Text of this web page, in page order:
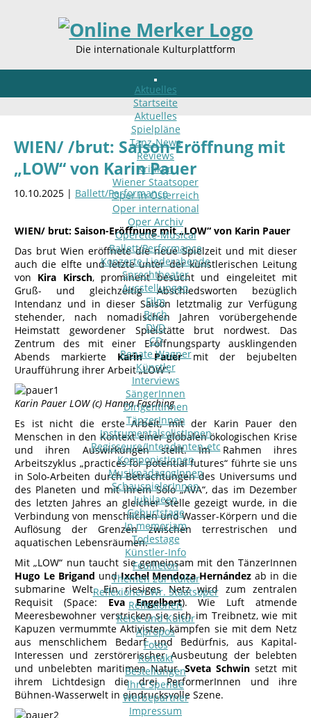
Die internationale Kulturplattform
Aktuelles
Startseite
Aktuelles
Spielpläne
Tanz-News
Reviews
Kritiken
Wiener Staatsoper
Oper in Österreich
Oper international
Oper Archiv
Operette-Musical
Ballett/Performance
Konzerte-Liederabende
Sprechtheater
Ausstellungen
Film
Buch
DVD
CD
Renate Wagner
Künstler
Interviews
SängerInnen
DirigentInnen
TänzerInnen
InstrumentalsolistInnen
Regisseure/Intendanten-etc
KomponistInnen
MusikpädagogInnen
SchauspielerInnen
Jubilaeen
Geburtstage
In memoriam
Todestage
Künstler-Info
Feuilleton
Themen zur Kultur
Reflexionen Wr. Staatsoper
Reflexionen
Reise und Kultur
Apropos
Fotos
Kontakt
Bestellungen
Ihre Spende
Werbepartner
Impressum
WIEN/ /brut: Saison-Eröffnung mit
„LOW“ von Karin Pauer
10.10.2025 | Ballett/Performance
WIEN/ brut: Saison-Eröffnung mit „LOW“ von Karin Pauer
Das brut Wien eröffnete die neue Spielzeit und mit dieser
auch die elfte und letzte unter der künstlerischen Leitung
von Kira Kirsch, prominent besucht und eingeleitet mit
Gruß- und gleichzeitig Abschiedsworten bezüglich
Intendanz und in dieser Saison letztmalig zur Verfügung
stehender, nach nomadischen Jahren vorübergehende
Heimstatt gewordener Spielstätte brut nordwest. Das
Zentrum des mit einer Eröffnungsparty ausklingenden
Abends markierte Karin Pauermit der bejubelten
Uraufführung ihrer Arbeit „LOW“.
Karin Pauer LOW (c) Hanna Fasching
Es ist nicht die erste Arbeit, mit der Karin Pauer den
Menschen in den Kontext einer globalen ökologischen Krise
und ihren Auswirkungen stellt. Im Rahmen ihres
Arbeitszyklus „practices for potential futures“ führte sie uns
in Solo-Arbeiten durch Betrachtungen des Universums und
des Planeten und mit ihrem Solo „AVA“, das im Dezember
des letzten Jahres an gleicher Stelle gezeigt wurde, in die
Verbindung von menschlichen und Wasser-Körpern und die
Auflösung der Grenzen zwischen terrestrischen und
aquatischen Lebensräumen.
Mit „LOW“ nun taucht sie gemeinsam mit den TänzerInnen
Hugo Le Brigand undIxchel Mendoza Hernández ab in die
submarine Welt. Ein riesiges Netz wird zum zentralen
Requisit (Space: Eva Engelbert). Wie Luft atmende
Meeresbewohner verstricken sie sich im Treibnetz, wie mit
Kapuzen vermummte Aktivisten kämpfen sie mit dem Netz
aus menschlichem Bedarf und Bedürfnis, aus Kapital-
Interessen und zerstörerischer Ausbeutung der belebten
und unbelebten maritimen Natur.Sveta Schwin setzt mit
ihrem Lichtdesign die drei PerformerInnen und ihre
Bühnen-Wasserwelt in eindrucksvolle Szene.